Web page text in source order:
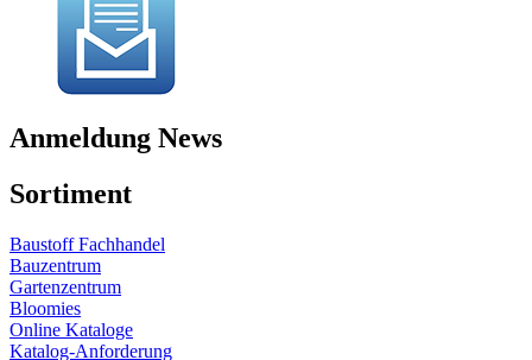
Anmeldung News
Sortiment
Baustoff Fachhandel
Bauzentrum
Gartenzentrum
Bloomies
Online Kataloge
Katalog-Anforderung